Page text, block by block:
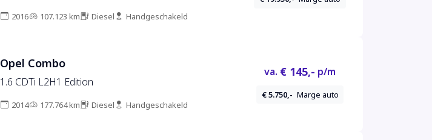
btw meer betalen
2016 107.123 km Diesel Handgeschakeld
Opel Combo
1.6 CDTi L2H1 Edition
2014 177.764 km Diesel Handgeschakeld
va. € 145,- p/m
€ 5.750,- Marge auto